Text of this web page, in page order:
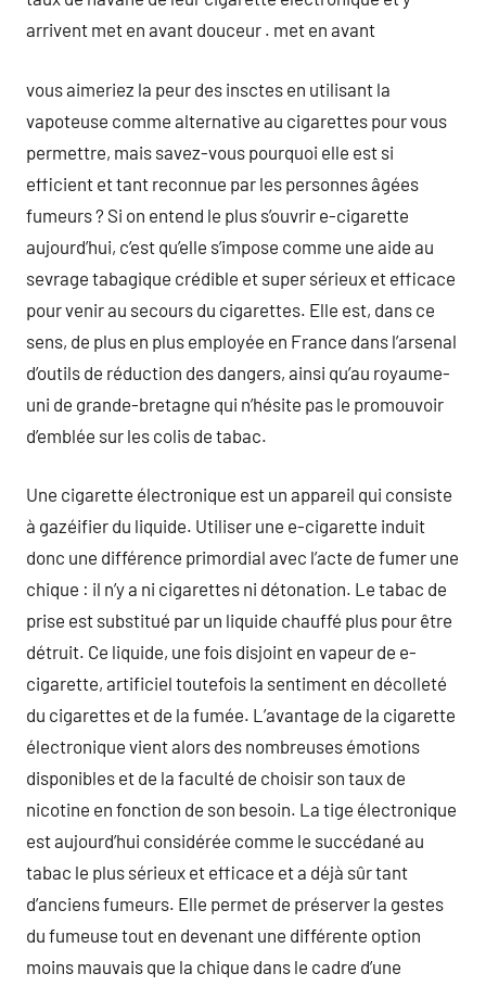
arrivent met en avant douceur . met en avant
vous aimeriez la peur des insctes en utilisant la
vapoteuse comme alternative au cigarettes pour vous
permettre, mais savez-vous pourquoi elle est si
efficient et tant reconnue par les personnes âgées
fumeurs ? Si on entend le plus s’ouvrir e-cigarette
aujourd’hui, c’est qu’elle s’impose comme une aide au
sevrage tabagique crédible et super sérieux et efficace
pour venir au secours du cigarettes. Elle est, dans ce
sens, de plus en plus employée en France dans l’arsenal
d’outils de réduction des dangers, ainsi qu’au royaume-
uni de grande-bretagne qui n’hésite pas le promouvoir
d’emblée sur les colis de tabac.
Une cigarette électronique est un appareil qui consiste
à gazéifier du liquide. Utiliser une e-cigarette induit
donc une différence primordial avec l’acte de fumer une
chique : il n’y a ni cigarettes ni détonation. Le tabac de
prise est substitué par un liquide chauffé plus pour être
détruit. Ce liquide, une fois disjoint en vapeur de e-
cigarette, artificiel toutefois la sentiment en décolleté
du cigarettes et de la fumée. L’avantage de la cigarette
électronique vient alors des nombreuses émotions
disponibles et de la faculté de choisir son taux de
nicotine en fonction de son besoin. La tige électronique
est aujourd’hui considérée comme le succédané au
tabac le plus sérieux et efficace et a déjà sûr tant
d’anciens fumeurs. Elle permet de préserver la gestes
du fumeuse tout en devenant une différente option
moins mauvais que la chique dans le cadre d’une